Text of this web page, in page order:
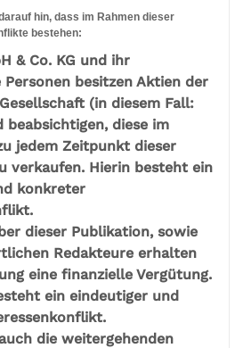
hin, dass im Rahmen dieser
bestehen:
& Co. KG und ihr
Personen besitzen Aktien der
(in diesem Fall:
beabsichtigen, diese im
jedem Zeitpunkt dieser
verkaufen. Hierin besteht ein
konkreter
dieser Publikation, sowie
Redakteure erhalten
eine finanzielle Vergütung.
ein eindeutiger und
die weitergehenden